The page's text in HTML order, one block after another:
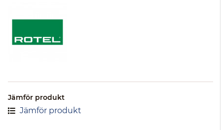
Jämför produkt
Jämför produkt